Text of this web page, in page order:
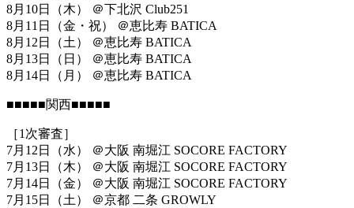
8月10日（木） ＠下北沢 Club251
8月11日（金・祝） ＠恵比寿 BATICA
8月12日（土） ＠恵比寿 BATICA
8月13日（日） ＠恵比寿 BATICA
8月14日（月） ＠恵比寿 BATICA
■■■■■関西■■■■■
［1次審査］
7月12日（水） ＠大阪 南堀江 SOCORE FACTORY
7月13日（木） ＠大阪 南堀江 SOCORE FACTORY
7月14日（金） ＠大阪 南堀江 SOCORE FACTORY
7月15日（土） ＠京都 二条 GROWLY